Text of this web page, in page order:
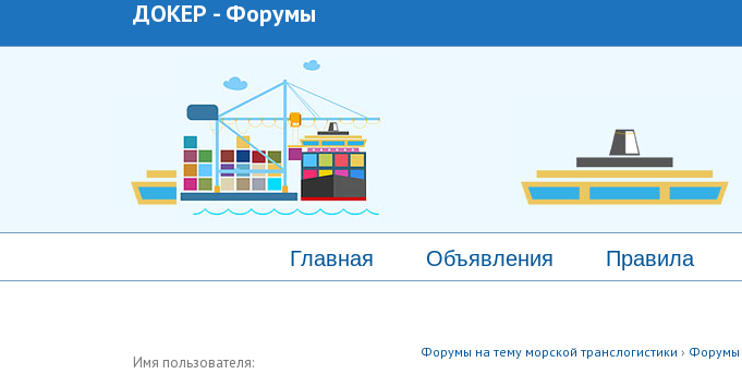
ДОКЕР - Форумы
Главная Объявления Правила
Форумы на тему морской транслогистики › Форумы
Имя пользователя: